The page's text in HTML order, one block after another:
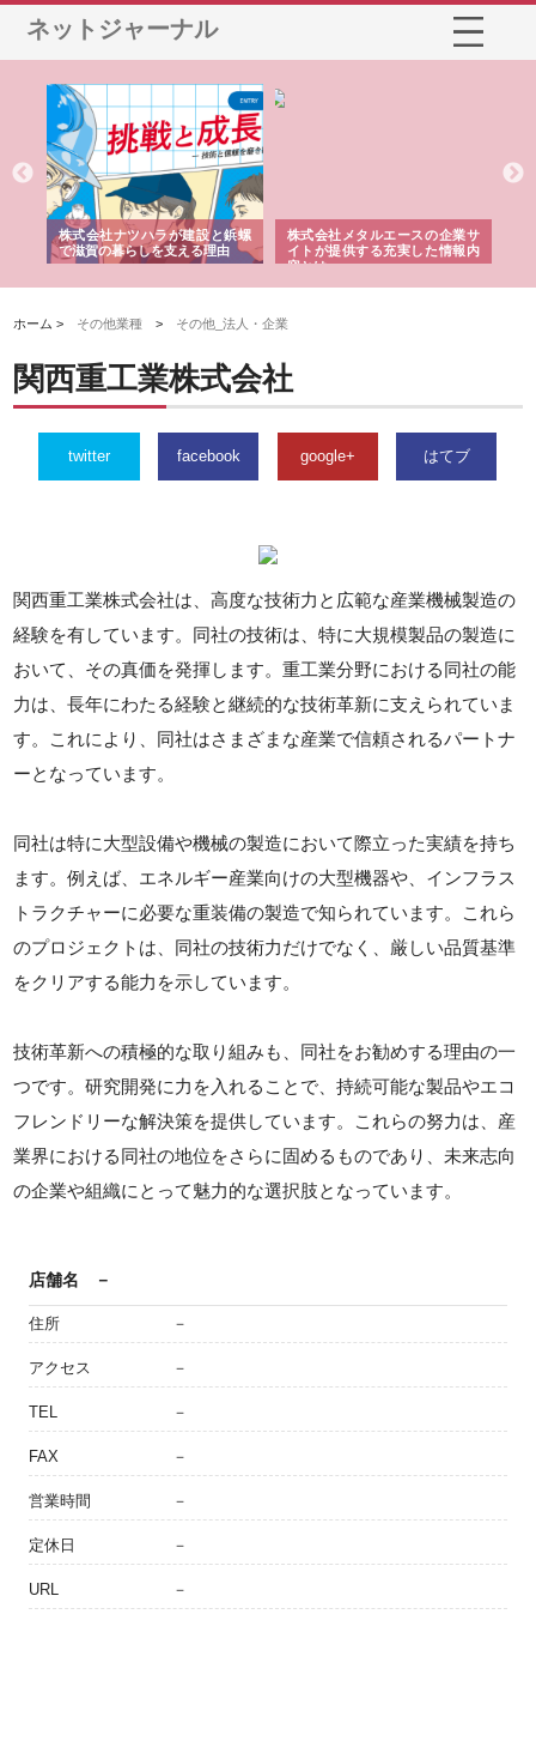
ネットジャーナル
株式会社ナツハラが建設と鋲螺
で滋賀の暮らしを支える理由
株式会社メタルエースの企業サ
イトが提供する充実した情報内
容とは
ホーム > その他業種 > その他_法人・企業
関西重工業株式会社
twitter facebook google+ はてブ
関西重工業株式会社は、高度な技術力と広範な産業機械製造の
経験を有しています。同社の技術は、特に大規模製品の製造に
おいて、その真価を発揮します。重工業分野における同社の能
力は、長年にわたる経験と継続的な技術革新に支えられていま
す。これにより、同社はさまざまな産業で信頼されるパートナ
ーとなっています。
同社は特に大型設備や機械の製造において際立った実績を持ち
ます。例えば、エネルギー産業向けの大型機器や、インフラス
トラクチャーに必要な重装備の製造で知られています。これら
のプロジェクトは、同社の技術力だけでなく、厳しい品質基準
をクリアする能力を示しています。
技術革新への積極的な取り組みも、同社をお勧めする理由の一
つです。研究開発に力を入れることで、持続可能な製品やエコ
フレンドリーな解決策を提供しています。これらの努力は、産
業界における同社の地位をさらに固めるものであり、未来志向
の企業や組織にとって魅力的な選択肢となっています。
店舗名 －
住所 －
アクセス －
TEL －
FAX －
営業時間 －
定休日 －
URL －